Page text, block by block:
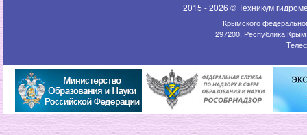
2015 - 2026 © Техникум
Крымского
297200, Республика